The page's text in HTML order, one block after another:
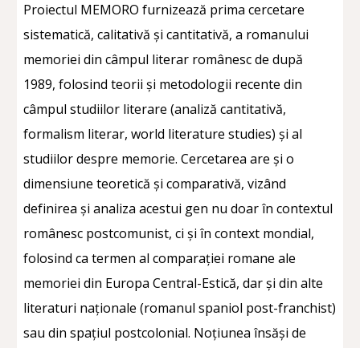
Proiectul MEMORO furnizează prima cercetare
sistematică, calitativă și cantitativă, a romanului
memoriei din câmpul literar românesc de după
1989, folosind teorii și metodologii recente din
câmpul studiilor literare (analiză cantitativă,
formalism literar, world literature studies) și al
studiilor despre memorie. Cercetarea are și o
dimensiune teoretică și comparativă, vizând
definirea și analiza acestui gen nu doar în contextul
românesc postcomunist, ci și în context mondial,
folosind ca termen al comparației romane ale
memoriei din Europa Central-Estică, dar și din alte
literaturi naționale (romanul spaniol post-franchist)
sau din spațiul postcolonial. Noțiunea însăși de